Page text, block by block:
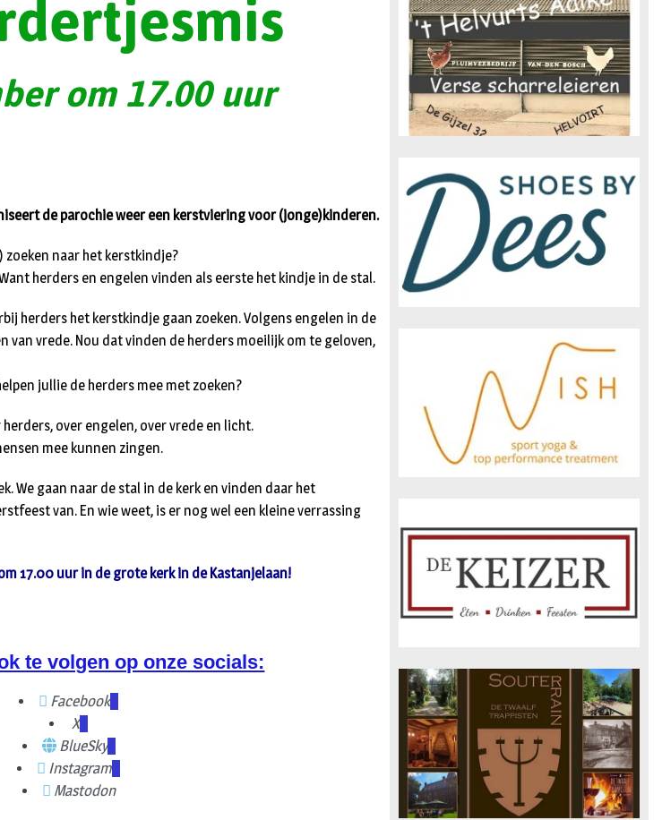
om 17.00 uur
de parochie weer een kerstviering voor (jonge)kinderen.
zoeken naar het kerstkindje?
herders en engelen vinden als eerste het kindje in de stal.
herders het kerstkindje gaan zoeken. Volgens engelen in de
van vrede. Nou dat vinden de herders moeilijk om te geloven,
jullie de herders mee met zoeken?
over engelen, over vrede en licht.
mee kunnen zingen.
We gaan naar de stal in de kerk en vinden daar het
van. En wie weet, is er nog wel een kleine verrassing
17.00 uur in de grote kerk in de Kastanjelaan!
te volgen op onze socials:
Facebook
X
BlueSky
Instagram
Mastodon
n